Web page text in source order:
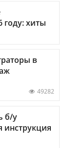
году: хиты
в
49282
б/у
инструкция